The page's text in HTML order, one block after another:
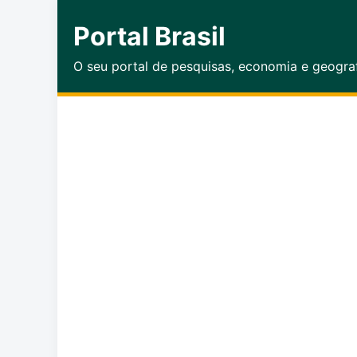
Portal Brasil
O seu portal de pesquisas, economia e